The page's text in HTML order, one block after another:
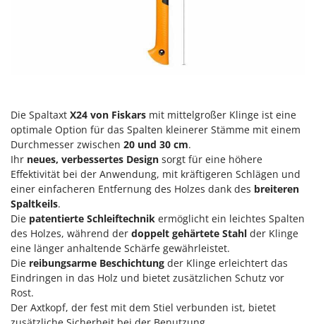
Heizkanonen und Elektroheizer
Holzbacköfen Außenbereich für Pizza und Braten
Holzspalter
Hubwagen
K
Kabelpflüge für die Drainage
Kartoffellegemaschine für Traktoren
Kartoffelroder für Traktoren
Kehrmaschinen
Kettensägen
Kippbare Heckschaufeln für Traktoren
D
Dal Degan
DCG
Deca
DeWalt
Di Martino
Diavola Pro
Diesse
Docma
Dominion
Dreame
Die Spaltaxt X24 von Fiskars mit mittelgroßer Klinge ist eine
optimale Option für das Spalten kleinerer Stämme mit einem
Durchmesser zwischen 20 und 30 cm.
Ihr neues, verbessertes Design sorgt für eine höhere
Effektivität bei der Anwendung, mit kräftigeren Schlägen und
einer einfacheren Entfernung des Holzes dank des breiteren
Spaltkeils.
Die patentierte Schleiftechnik ermöglicht ein leichtes Spalten
des Holzes, während der doppelt gehärtete Stahl der Klinge
eine länger anhaltende Schärfe gewährleistet.
Die reibungsarme Beschichtung der Klinge erleichtert das
Eindringen in das Holz und bietet zusätzlichen Schutz vor
Rost.
Der Axtkopf, der fest mit dem Stiel verbunden ist, bietet